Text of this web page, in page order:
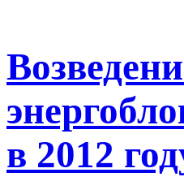
в 2012